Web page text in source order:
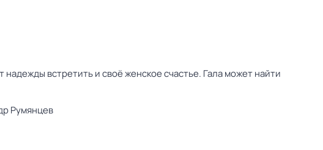
встретить и своё женское счастье. Гала может найти
Румянцев